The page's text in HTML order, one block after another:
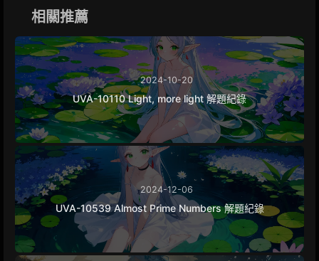
相關推薦
2024-10-20
UVA-10110 Light, more light 解題紀錄
2024-12-06
UVA-10539 Almost Prime Numbers 解題紀錄